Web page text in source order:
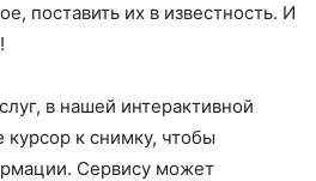
поставить их в известность. И
в нашей интерактивной
курсор к снимку, чтобы
Сервису может